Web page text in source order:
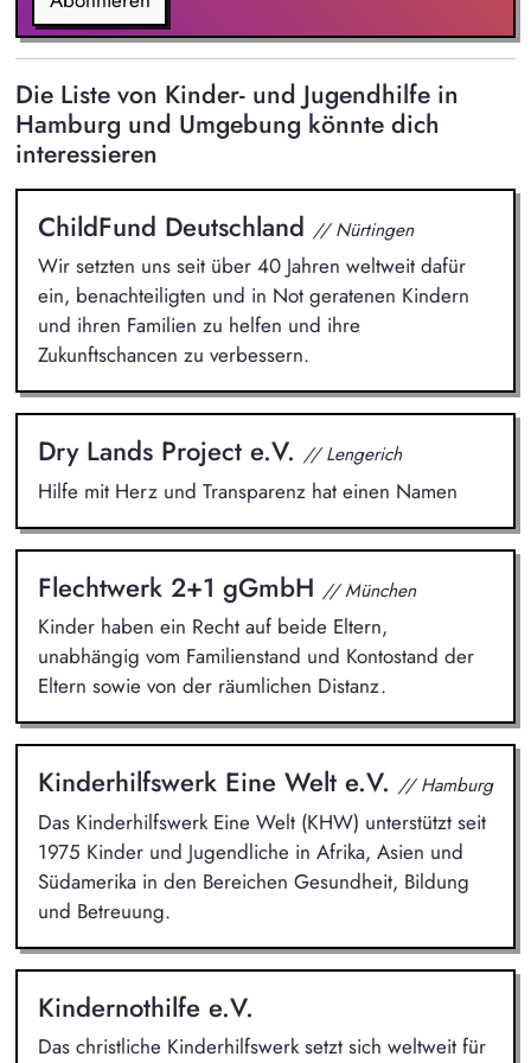
Die Liste von Kinder- und Jugendhilfe in
Hamburg und Umgebung könnte dich
interessieren
ChildFund Deutschland // Nürtingen
Wir setzten uns seit über 40 Jahren weltweit dafür
ein, benachteiligten und in Not geratenen Kindern
und ihren Familien zu helfen und ihre
Zukunftschancen zu verbessern.
Dry Lands Project e.V. // Lengerich
Hilfe mit Herz und Transparenz hat einen Namen
Flechtwerk 2+1 gGmbH // München
Kinder haben ein Recht auf beide Eltern,
unabhängig vom Familienstand und Kontostand der
Eltern sowie von der räumlichen Distanz.
Kinderhilfswerk Eine Welt e.V. // Hamburg
Das Kinderhilfswerk Eine Welt (KHW) unterstützt seit
1975 Kinder und Jugendliche in Afrika, Asien und
Südamerika in den Bereichen Gesundheit, Bildung
und Betreuung.
Kindernothilfe e.V.
Das christliche Kinderhilfswerk setzt sich weltweit für